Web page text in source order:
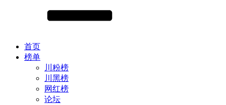
首页
榜单
川粉榜
川黑榜
网红榜
论坛